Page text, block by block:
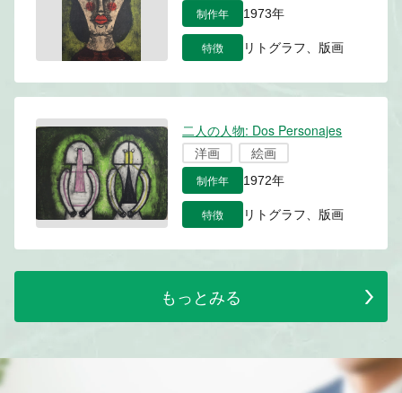
制作年 1973年
特徴 リトグラフ、版画
二人の人物: Dos Personajes
洋画
絵画
制作年 1972年
特徴 リトグラフ、版画
もっとみる